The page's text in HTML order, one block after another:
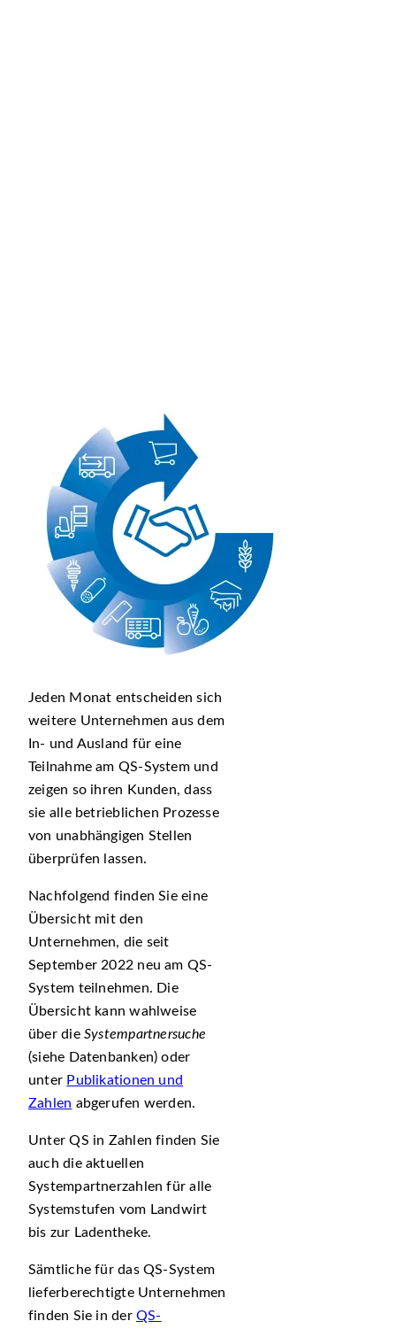
Jeden Monat entscheiden sich
weitere Unternehmen aus dem
In- und Ausland für eine
Teilnahme am QS-System und
zeigen so ihren Kunden, dass
sie alle betrieblichen Prozesse
von unabhängigen Stellen
überprüfen lassen.
Nachfolgend finden Sie eine
Übersicht mit den
Unternehmen, die seit
September 2022 neu am QS-
System teilnehmen. Die
Übersicht kann wahlweise
über die Systempartnersuche
(siehe Datenbanken) oder
unter Publikationen und
Zahlen abgerufen werden.
Unter QS in Zahlen finden Sie
auch die aktuellen
Systempartnerzahlen für alle
Systemstufen vom Landwirt
bis zur Ladentheke.
Sämtliche für das QS-System
lieferberechtigte Unternehmen
finden Sie in der QS-